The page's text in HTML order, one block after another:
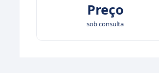
Preço
sob consulta